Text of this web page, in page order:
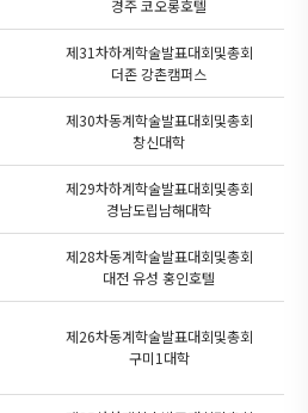
경주 코오롱호텔
제31차하계학술발표대회및총회
더존 강촌캠퍼스
제30차동계학술발표대회및총회
창신대학
제29차하계학술발표대회및총회
경남도립남해대학
제28차동계학술발표대회및총회
대전 유성 홍인호텔
제26차동계학술발표대회및총회
구미1대학